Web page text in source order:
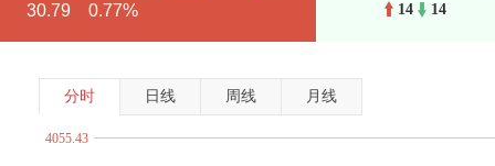
30.79 0.77%
14
14
分时 日线 周线 月线
4055.43